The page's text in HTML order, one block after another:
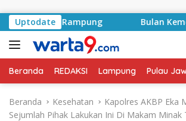
Uptodate
Rampung Bulan
Beranda REDAKSI Lampung Pulau
Beranda Kesehatan
Kapolres AKBP Eka
Sejumlah Pihak Lakukan Ini Di Makam Minak